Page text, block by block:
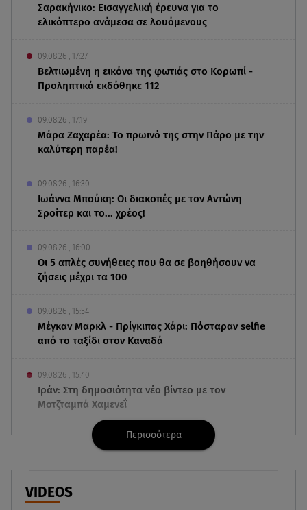
Σαρακήνικο: Εισαγγελική έρευνα για το
ελικόπτερο ανάμεσα σε λουόμενους
09.08.26 , 17:27
Βελτιωμένη η εικόνα της φωτιάς στο Κορωπί -
Προληπτικά εκδόθηκε 112
09.08.26 , 17:19
Μάρα Ζαχαρέα: Το πρωινό της στην Πάρο με την
καλύτερη παρέα!
09.08.26 , 16:30
Ιωάννα Μπούκη: Οι διακοπές με τον Αντώνη
Σροίτερ και το... χρέος!
09.08.26 , 16:00
Οι 5 απλές συνήθειες που θα σε βοηθήσουν να
ζήσεις μέχρι τα 100
09.08.26 , 15:54
Μέγκαν Μαρκλ - Πρίγκιπας Χάρι: Πόσταραν selfie
από το ταξίδι στον Καναδά
09.08.26 , 15:40
Ιράν: Στη δημοσιότητα νέο βίντεο με τον
Μοτζταμπά Χαμενεΐ
09.08.26 , 15:16
Χωρισμός στη σόουμπιζ μετά από 8 χρόνια
γάμου - Η ανακοίνωση
09.08.26 , 14:42
Περισσότερα
VIDEOS